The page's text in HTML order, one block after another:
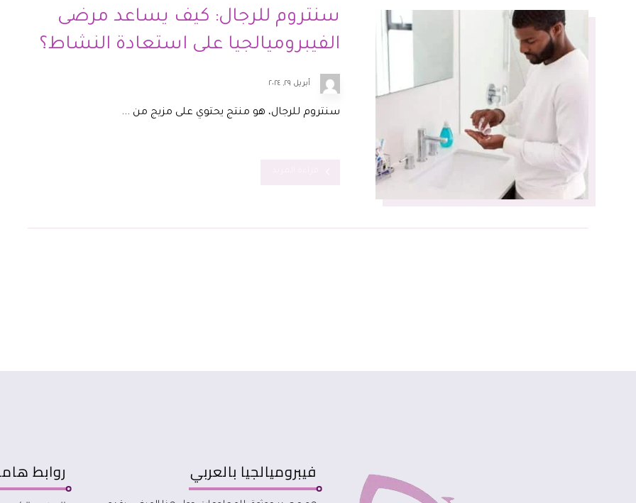
سنتروم للرجال: كيف يساعد مرضى
الفيبروميالجيا على استعادة النشاط؟
أبريل ٢٩, ٢٠٢٤
سنتروم للرجال، هو منتج يحتوي على مزيج من ...
فيبروميالجيا بالعربي روابط